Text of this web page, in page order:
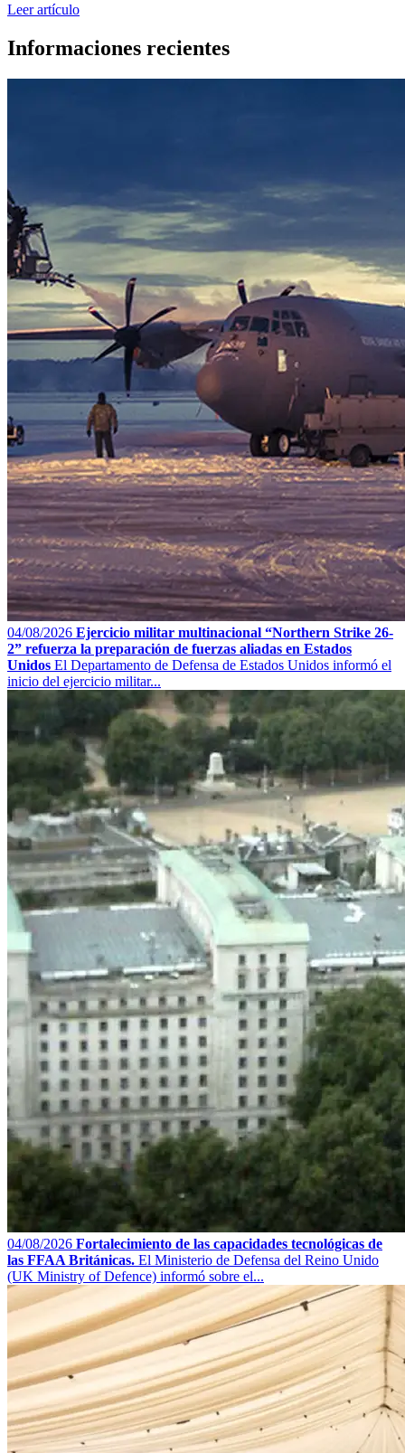
Leer artículo
Informaciones recientes
04/08/2026 Ejercicio militar multinacional “Northern Strike 26-
2” refuerza la preparación de fuerzas aliadas en Estados
Unidos El Departamento de Defensa de Estados Unidos informó el
inicio del ejercicio militar...
04/08/2026 Fortalecimiento de las capacidades tecnológicas de
las FFAA Británicas. El Ministerio de Defensa del Reino Unido
(UK Ministry of Defence) informó sobre el...